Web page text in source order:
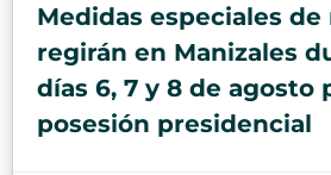
Medidas especiales
regirán en Manizales
días 6, 7 y 8 de agosto
posesión presidencial